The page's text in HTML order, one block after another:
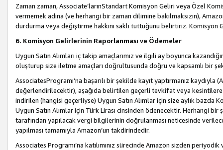
Zaman zaman, Associate’larınStandart Komisyon Geliri veya Özel
vermemek adına (ve herhangi bir zaman dilimine bakılmaksızın),
durdurma veya değiştirme hakkını saklı tuttuğunu belirtiriz. Komisyon
6. Komisyon Gelirlerinin Raporlanması ve Ödemeler
Uygun Satın Alımları iç takip amaçlarımız ve ilgili ay boyunca
oluşturup size iletme amaçları doğrultusunda doğru ve kapsamlı bir
AssociatesProgramı’na başarılı bir şekilde kayıt yaptırmanız
değerlendirilecektir), aşağıda belirtilen geçerli tevkifat veya
indirilen (hangisi geçerliyse) Uygun Satın Alımlar için size aylık
Uygun Satın Alımlar için Türk Lirası cinsinden ödenecektir. Herhangi
tarafından yapılacak vergi bilgilerinin doğrulanması neticesinde
yapılması tamamıyla Amazon’un takdirindedir.
Associates Programı’na katılımınız sürecinde Amazon sizden